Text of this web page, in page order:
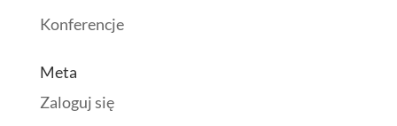
Konferencje
Meta
Zaloguj się